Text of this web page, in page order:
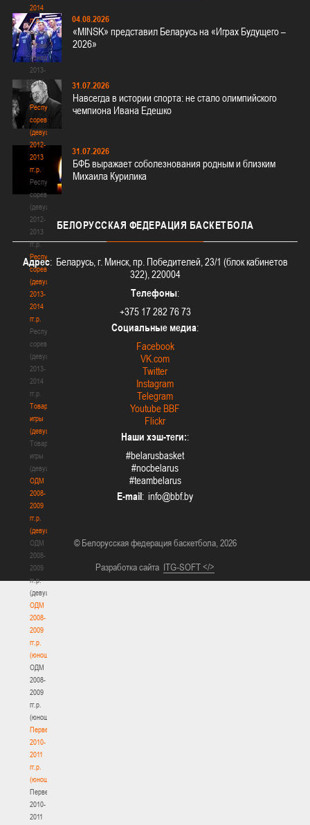
2014
гг.р.
Республиканские
соревнования
(юноши)
2013-
2014
гг.р.
Республиканские
соревнования
(девушки)
2012-
2013
гг.р.
Республиканские
соревнования
(девушки)
2012-
2013
гг.р.
Республиканские
соревнования
(девушки)
2013-
2014
гг.р.
Республиканские
соревнования
(девушки)
2013-
2014
гг.р.
Товарищеские
игры
(девушки)
Товарищеские
игры
(девушки)
ОДМ
2008-
2009
гг.р.
(девушки)
ОДМ
2008-
2009
гг.р.
(девушки)
ОДМ
2008-
2009
гг.р.
(юноши)
ОДМ
2008-
2009
гг.р.
(юноши)
Первенство
2010-
2011
гг.р.
(юноши)
Первенство
2010-
2011
04.08.2026
«MINSK» представил Беларусь на «Играх Будущего –
2026»
31.07.2026
Навсегда в истории спорта: не стало олимпийского
чемпиона Ивана Едешко
31.07.2026
БФБ выражает соболезнования родным и близким
Михаила Курилика
БЕЛОРУССКАЯ ФЕДЕРАЦИЯ БАСКЕТБОЛА
Адрес: Беларусь, г. Минск, пр. Победителей, 23/1 (блок кабинетов
322), 220004
Телефоны:
+375 17 282 76 73
Социальные медиа:
Facebook
VK.com
Twitter
Instagram
Telegram
Youtube BBF
Flickr
Наши хэш-теги::
#belarusbasket
#nocbelarus
#teambelarus
E-mail:
© Белорусская федерация баскетбола, 2026
Разработка сайта ITG-SOFT </>